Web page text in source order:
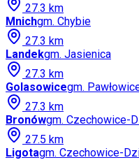
27.3 km
Mnichgm. Chybie
27.3 km
Landekgm. Jasienica
27.3 km
Golasowicegm.
27.3 km
Bronówgm. Czechowice-
27.5 km
Ligotagm. Czechowice-